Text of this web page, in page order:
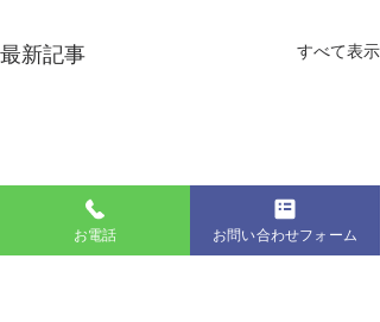
最新記事 すべて表示
お電話 お問い合わせフォーム